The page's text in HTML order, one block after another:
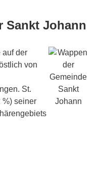
Sankt Johann
auf der
von
St.
%) seiner